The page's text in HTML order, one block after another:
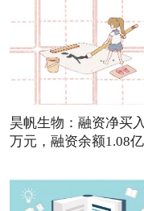
昊帆生物：融资净买
万元，融资余额1.08